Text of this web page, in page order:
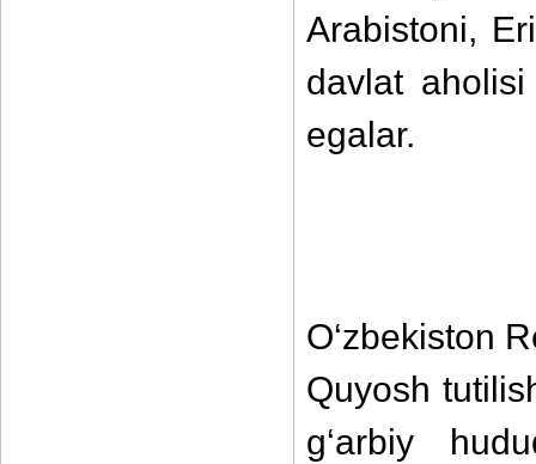
Arabistoni,
davlat
egalar.
O‘zbekiston
Quyosh
g‘arbiy